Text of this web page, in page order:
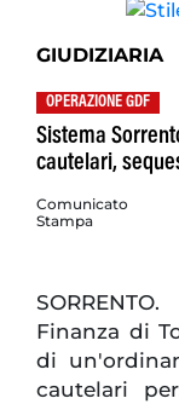
GIUDIZIARIA
OPERAZIONE GDF
Sistema
cautelari,
Comunicato
Stampa
Finanza di
di
cautelari